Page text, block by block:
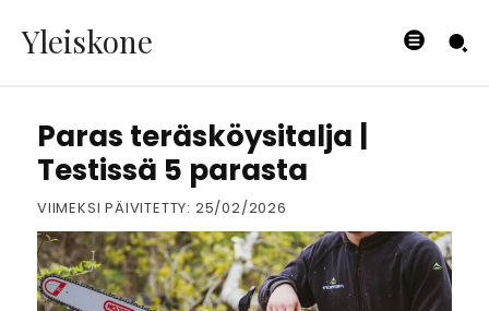
Yleiskone
METSÄTEOLLISUUS
Paras teräsköysitalja |
Testissä 5 parasta
VIIMEKSI PÄIVITETTY: 25/02/2026